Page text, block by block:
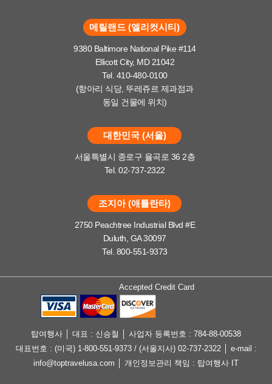
메릴랜드 (엘리컷시티)
9380 Baltimore National Pike #114
Ellicott City, MD 21042
Tel. 410-480-0100
(항아리 식당, 뚜레쥬르 제과점과
동일 건물에 위치)
대한민국 (서울)
서울특별시 종로구 율곡로 36 2층
Tel. 02-737-2322
조지아 (애틀란타)
2750 Peachtree Industrial Blvd #E
Duluth, GA 30097
Tel. 800-551-9373
Accepted Credit Card
탑여행사 │ 대표 : 신승철 │ 사업자 등록번호 : 784-88-00538
대표번호 : (미국) 1-800-551-9373 / (서울지사) 02-737-2322 │ e-mail :
info@toptravelusa.com │ 개인정보관리 책임 : 탑여행사 IT